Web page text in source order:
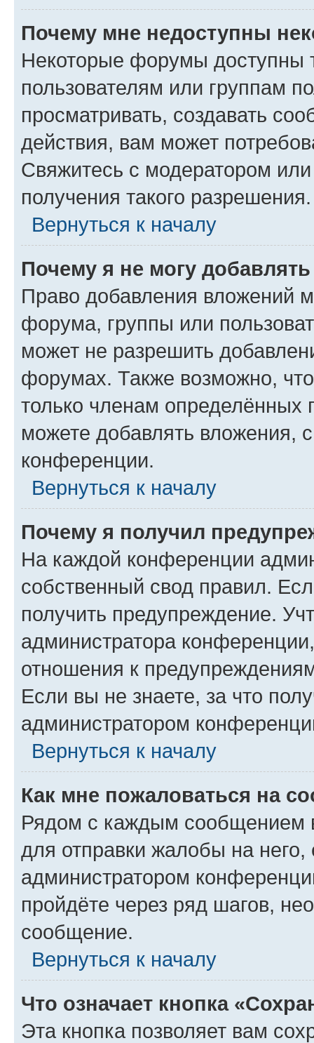
Почему мне недоступны
Некоторые форумы доступны
пользователям или группам
просматривать, создавать
действия, вам может
Свяжитесь с модератором
получения такого разрешения.
Вернуться к началу
Почему я не могу
Право добавления вложений
форума, группы или
может не разрешить
форумах. Также возможно,
только членам определённых
можете добавлять вложения,
конференции.
Вернуться к началу
Почему я получил
На каждой конференции
собственный свод правил.
получить предупреждение.
администратора
отношения к
Если вы не знаете, за что
администратором
Вернуться к началу
Как мне пожаловаться на
Рядом с каждым сообщением
для отправки жалобы на
администратором
пройдёте через ряд шагов,
сообщение.
Вернуться к началу
Что означает кнопка
Эта кнопка позволяет вам